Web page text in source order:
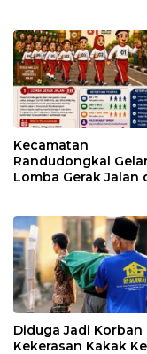
Kecamatan
Randudongkal
Lomba Gerak Jalan
Diduga Jadi Korban
Kekerasan Kakak